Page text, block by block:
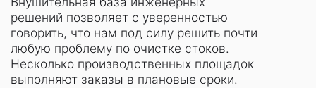
решений позволяет с уверенностью
говорить, что нам под силу решить почти
любую проблему по очистке стоков.
Несколько производственных площадок
выполняют заказы в плановые сроки.